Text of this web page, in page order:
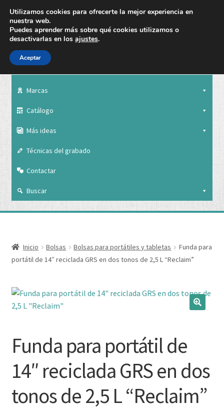
Marcas
Catálogo
Más ideas
Técnicas del grabado
Contactar
Buscar
Nuestra empresa
el
menú
hijo
Más ideas
Contactar
Buscar
Inicio Bolsas Bolsas para portátiles y tabletas
Funda para
portátil de 14″ reciclada GRS en dos tonos de 2,5 L “Reclaim”
Funda para portátil de
14″ reciclada GRS en dos
tonos de 2,5 L “Reclaim”
Utilizamos cookies para ofrecerte la mejor experiencia en
nuestra web.
Puedes aprender más sobre qué cookies utilizamos o
desactivarlas en los ajustes.
Aceptar